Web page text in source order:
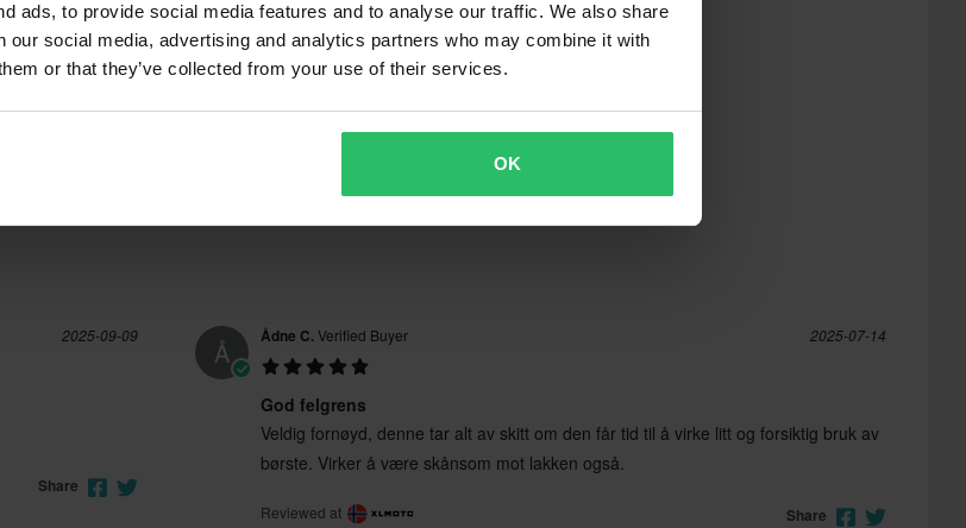
ads, to provide social media features and to analyse our traffic. We also share
our social media, advertising and analytics partners who may combine it with
or that they’ve collected from your use of their services.
OK
per il reso. *Il
Consulta la
(3)
(0)
2025-09-09
Share
Å Ådne C.Verified Buyer 2025-07-14
God felgrens
Veldig fornøyd, denne tar alt av skitt om den får tid til å virke litt og forsiktig bruk av
børste. Virker å være skånsom mot lakken også.
Reviewed at Share